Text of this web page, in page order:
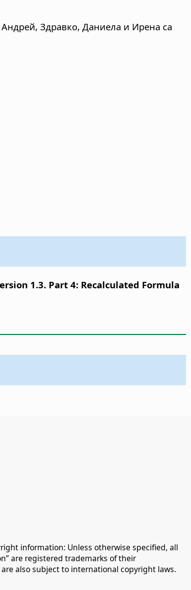
Здравко, Даниела и Ирена са
1.3. Part 4: Recalculated Formula
information: Unless otherwise specified, all
are registered trademarks of their
also subject to international copyright laws.